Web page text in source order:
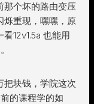
那个坏的路由变压
烁重现，嘿嘿，原
12v1.5a 也能用
把块钱，学院这次
的课程学的如